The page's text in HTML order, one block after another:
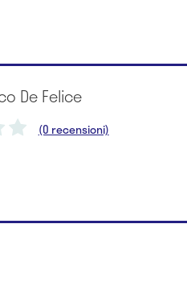
De Felice
(0 recensioni)